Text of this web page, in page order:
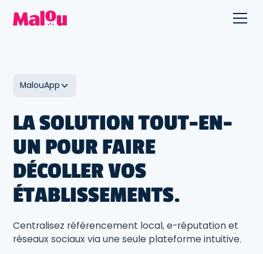
MalouApp
LA SOLUTION TOUT-EN-
UN POUR FAIRE
DÉCOLLER VOS
ÉTABLISSEMENTS.
Centralisez référencement local, e-réputation et
réseaux sociaux via une seule plateforme intuitive.